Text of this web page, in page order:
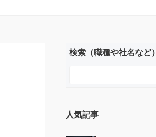
検索（職種や社名など）
人気記事